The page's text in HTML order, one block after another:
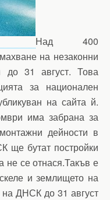
Над 400
на незаконни
до 31 август. Това
за национален
на сайта й.
има забрана за
дейности в
ще бутат постройки
не се отнася.Такъв е
и землището на
на ДНСК до 31 август